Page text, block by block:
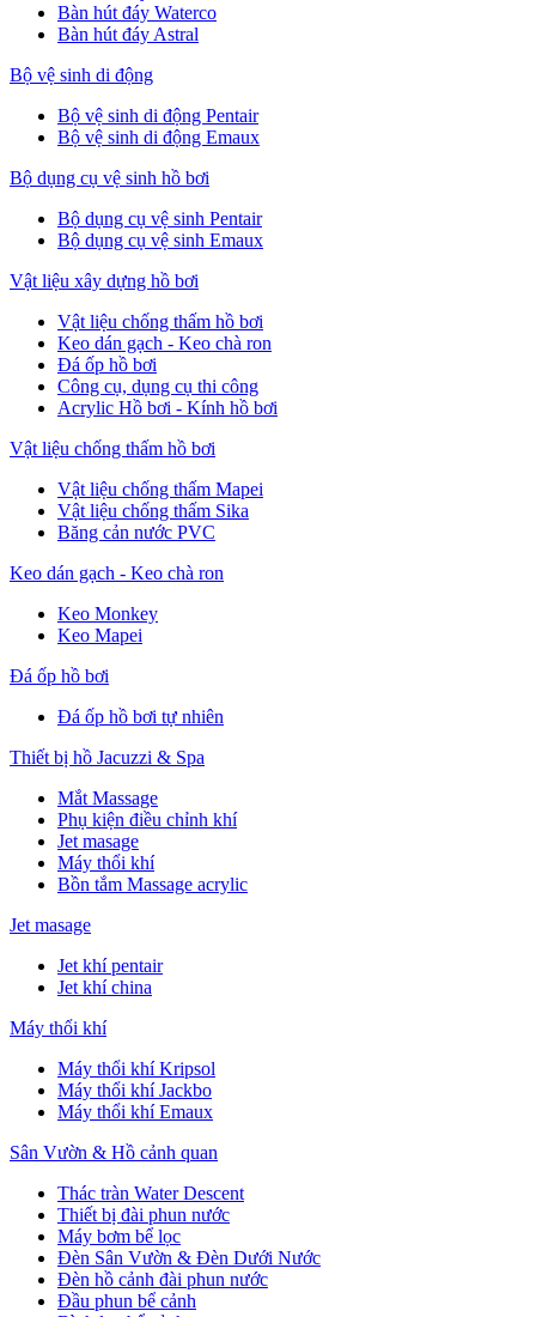
Bàn hút đáy Waterco
Bàn hút đáy Astral
Bộ vệ sinh di động
Bộ vệ sinh di động Pentair
Bộ vệ sinh di động Emaux
Bộ dụng cụ vệ sinh hồ bơi
Bộ dụng cụ vệ sinh Pentair
Bộ dụng cụ vệ sinh Emaux
Vật liệu xây dựng hồ bơi
Vật liệu chống thấm hồ bơi
Keo dán gạch - Keo chà ron
Đá ốp hồ bơi
Công cụ, dụng cụ thi công
Acrylic Hồ bơi - Kính hồ bơi
Vật liệu chống thấm hồ bơi
Vật liệu chống thấm Mapei
Vật liệu chống thấm Sika
Băng cản nước PVC
Keo dán gạch - Keo chà ron
Keo Monkey
Keo Mapei
Đá ốp hồ bơi
Đá ốp hồ bơi tự nhiên
Thiết bị hồ Jacuzzi & Spa
Mắt Massage
Phụ kiện điều chỉnh khí
Jet masage
Máy thổi khí
Bồn tắm Massage acrylic
Jet masage
Jet khí pentair
Jet khí china
Máy thổi khí
Máy thổi khí Kripsol
Máy thổi khí Jackbo
Máy thổi khí Emaux
Sân Vườn & Hồ cảnh quan
Thác tràn Water Descent
Thiết bị đài phun nước
Máy bơm bể lọc
Đèn Sân Vườn & Đèn Dưới Nước
Đèn hồ cảnh đài phun nước
Đầu phun bể cảnh